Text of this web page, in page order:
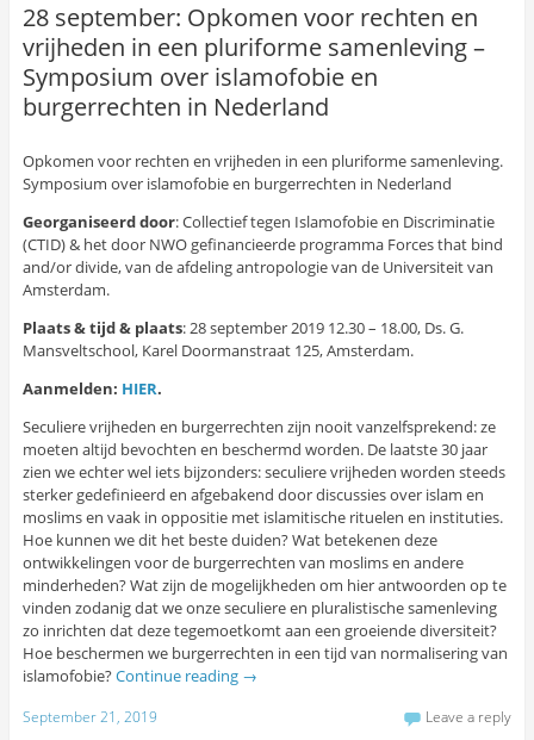
28 september: Opkomen voor rechten en
vrijheden in een pluriforme samenleving –
Symposium over islamofobie en
burgerrechten in Nederland
Opkomen voor rechten en vrijheden in een pluriforme samenleving.
Symposium over islamofobie en burgerrechten in Nederland
Georganiseerd door: Collectief tegen Islamofobie en Discriminatie
(CTID) & het door NWO gefinancieerde programma Forces that bind
and/or divide, van de afdeling antropologie van de Universiteit van
Amsterdam.
Plaats & tijd & plaats: 28 september 2019 12.30 – 18.00, Ds. G.
Mansveltschool, Karel Doormanstraat 125, Amsterdam.
Aanmelden: HIER.
Seculiere vrijheden en burgerrechten zijn nooit vanzelfsprekend: ze
moeten altijd bevochten en beschermd worden. De laatste 30 jaar
zien we echter wel iets bijzonders: seculiere vrijheden worden steeds
sterker gedefinieerd en afgebakend door discussies over islam en
moslims en vaak in oppositie met islamitische rituelen en instituties.
Hoe kunnen we dit het beste duiden? Wat betekenen deze
ontwikkelingen voor de burgerrechten van moslims en andere
minderheden? Wat zijn de mogelijkheden om hier antwoorden op te
vinden zodanig dat we onze seculiere en pluralistische samenleving
zo inrichten dat deze tegemoetkomt aan een groeiende diversiteit?
Hoe beschermen we burgerrechten in een tijd van normalisering van
islamofobie?Continue reading →
September 21, 2019 Leave a reply